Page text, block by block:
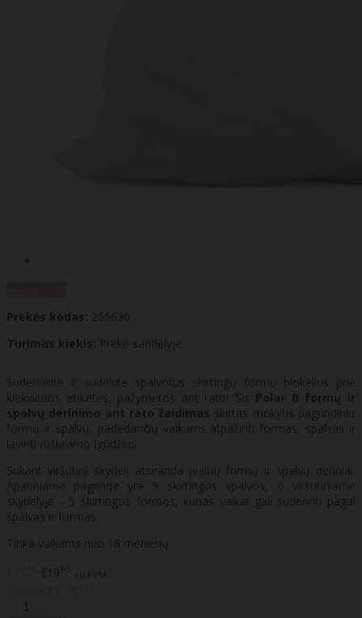
Prekės kodas: 255630
Turimas kiekis: Prekė sandėlyje
Suderinkite ir sudėkite spalvotus skirtingų formų blokelius prie
kiekvienos etiketės, pažymėtos ant rato! Šis Polar B formų ir
spalvų derinimo ant rato žaidimas skirtas mokytis pagrindinių
formų ir spalvų, padedančių vaikams atpažinti formas, spalvas ir
lavinti rūšiavimo įgūdžius.
Sukant viršutinį skydelį atsiranda įvairių formų ir spalvų deriniai.
Apatiniame pagrinde yra 5 skirtingos spalvos, o viršutiniame
skydelyje - 5 skirtingos formos, kurias vaikai gali suderinti pagal
spalvas ir formas.
Tinka vaikams nuo 18 mėnesių.
€1995 su PVM